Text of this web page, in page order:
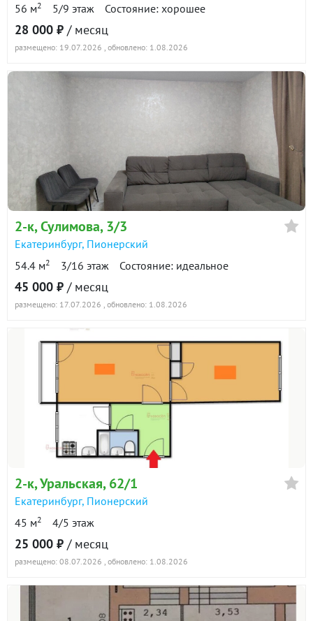
2-к квартира · 70 м² · 21/24 этаж
11 июля 2026
90 дн.
55 000
800 ₽/м²
90 дн.
в аренде
30 000
800 ₽/м²
Показать всю историю: 30 предложений →
56 м2 5/9 этаж Состояние: хорошее
28 000 ₽ / месяц
размещено: 19.07.2026 , обновлено: 1.08.2026
2-к, Сулимова, 3/3
Екатеринбург, Пионерский
54.4 м2 3/16 этаж Состояние: идеальное
45 000 ₽ / месяц
размещено: 17.07.2026 , обновлено: 1.08.2026
2-к, Уральская, 62/1
Екатеринбург, Пионерский
45 м2 4/5 этаж
25 000 ₽ / месяц
размещено: 08.07.2026 , обновлено: 1.08.2026